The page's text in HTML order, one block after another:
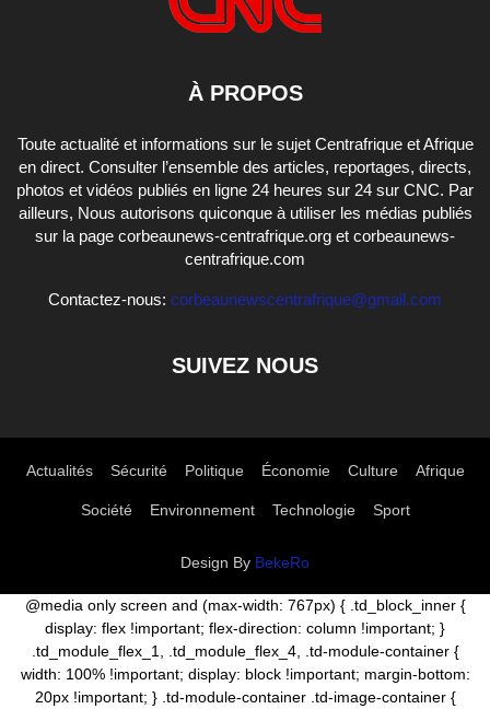
À PROPOS
Toute actualité et informations sur le sujet Centrafrique et Afrique
en direct. Consulter l’ensemble des articles, reportages, directs,
photos et vidéos publiés en ligne 24 heures sur 24 sur CNC. Par
ailleurs, Nous autorisons quiconque à utiliser les médias publiés
sur la page corbeaunews-centrafrique.org et corbeaunews-
centrafrique.com
Contactez-nous: corbeaunewscentrafrique@gmail.com
SUIVEZ NOUS
Actualités Sécurité Politique Économie Culture Afrique
Société Environnement Technologie Sport
Design By BekeRo
@media only screen and (max-width: 767px) { .td_block_inner {
display: flex !important; flex-direction: column !important; }
.td_module_flex_1, .td_module_flex_4, .td-module-container {
width: 100% !important; display: block !important; margin-bottom:
20px !important; } .td-module-container .td-image-container {